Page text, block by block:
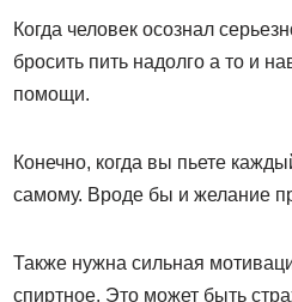
Когда человек осознал
бросить пить надолго а то и
помощи.
Конечно, когда вы пьете
самому. Вроде бы и желание
Также нужна сильная
спиртное. Это может быть